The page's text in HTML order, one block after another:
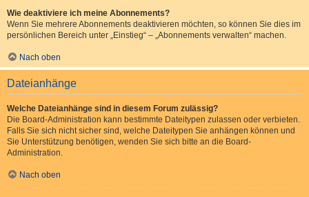
Wie deaktiviere ich meine Abonnements?
Wenn Sie mehrere Abonnements deaktivieren möchten, so können Sie dies im
persönlichen Bereich unter „Einstieg“ – „Abonnements verwalten“ machen.
Nach oben
Dateianhänge
Welche Dateianhänge sind in diesem Forum zulässig?
Die Board-Administration kann bestimmte Dateitypen zulassen oder verbieten.
Falls Sie sich nicht sicher sind, welche Dateitypen Sie anhängen können und
Sie Unterstützung benötigen, wenden Sie sich bitte an die Board-
Administration.
Nach oben